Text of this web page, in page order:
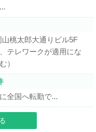
山桃太郎大通りビル5F
テレワークが適用にな
）
全国へ転勤で...